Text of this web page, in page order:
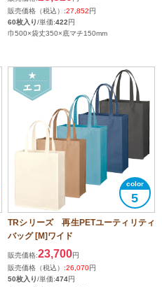
販売価格（税込）:27,852円
60枚入り/単価:422円
巾500×袋丈350×底マチ150mm
5
TRシリーズ 再生PETユーティリティ
バッグ [M]ワイド
販売価格:23,700円
販売価格（税込）:26,070円
50枚入り/単価:474円